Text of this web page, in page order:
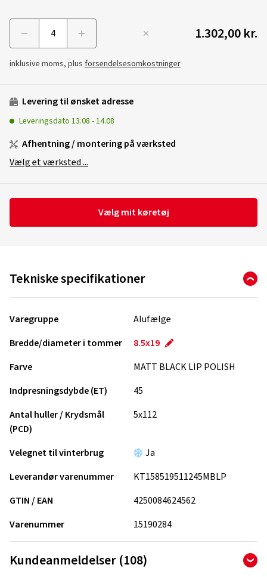
1.302,00 kr.
inklusive moms, plus forsendelsesomkostninger
Levering til ønsket adresse
Leveringsdato 13.08 -14.08
Afhentning / montering på værksted
Vælg et værksted ...
Vælg mit køretøj
Tekniske specifikationer
Varegruppe
Alufælge
Bredde/diameter i tommer
8.5x19
Farve
MATT BLACK LIP POLISH
Indpresningsdybde (ET)
45
Antal huller / Krydsmål
(PCD)
5x112
Velegnet til vinterbrug
Ja
Leverandør varenummer
KT158519511245MBLP
GTIN / EAN
4250084624562
Varenummer
15190284
Kundeanmeldelser (108)